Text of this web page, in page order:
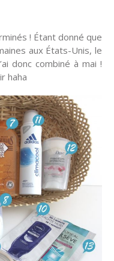
! Étant donné que
aux États-Unis, le
donc combiné à mai !
haha